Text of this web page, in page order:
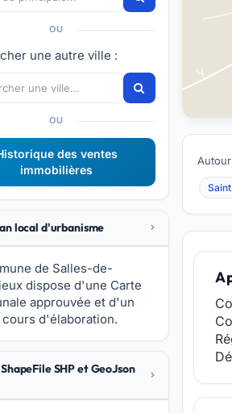
OU
une autre ville :
OU
des ventes
immobilières
local d'urbanisme
de Salles-de-
dispose d'une Carte
approuvée et d'un
cours d'élaboration.
SHP et GeoJson
A